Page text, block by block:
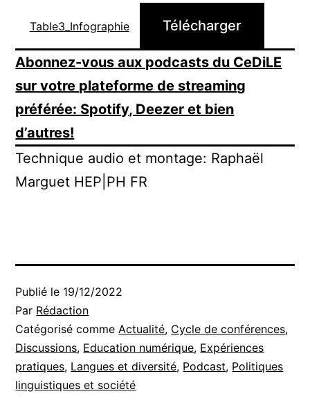
Table3_Infographie Télécharger
Abonnez-vous aux podcasts du CeDiLE
sur votre plateforme de streaming
préférée: Spotify, Deezer et bien
d’autres!
Technique audio et montage: Raphaël
Marguet HEP|PH FR
Publié le 19/12/2022
Par Rédaction
Catégorisé commeActualité, Cycle de conférences,
Discussions, Education numérique, Expériences
pratiques, Langues et diversité, Podcast, Politiques
linguistiques et société